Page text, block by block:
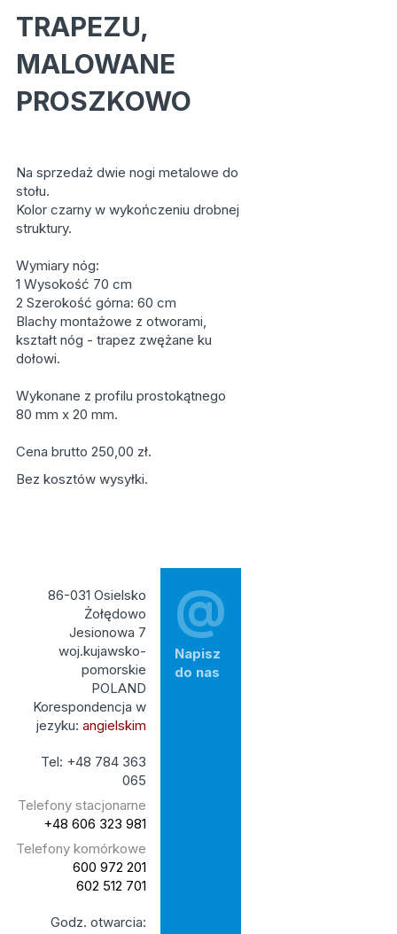
TRAPEZU,
MALOWANE
PROSZKOWO
Na sprzedaż dwie nogi metalowe do
stołu.
Kolor czarny w wykończeniu drobnej
struktury.
Wymiary nóg:
1 Wysokość 70 cm
2 Szerokość górna: 60 cm
Blachy montażowe z otworami,
kształt nóg - trapez zwężane ku
dołowi.
Wykonane z profilu prostokątnego
80 mm x 20 mm.
Cena brutto 250,00 zł.
Bez kosztów wysyłki.
86-031 Osielsko
Żołędowo
Jesionowa 7
woj.kujawsko-
pomorskie
POLAND
Korespondencja w
jezyku: angielskim
Tel: +48 784 363
065
Telefony stacjonarne
+48 606 323 981
Telefony komórkowe
600 972 201
602 512 701
Godz. otwarcia:
@
Napisz
do nas